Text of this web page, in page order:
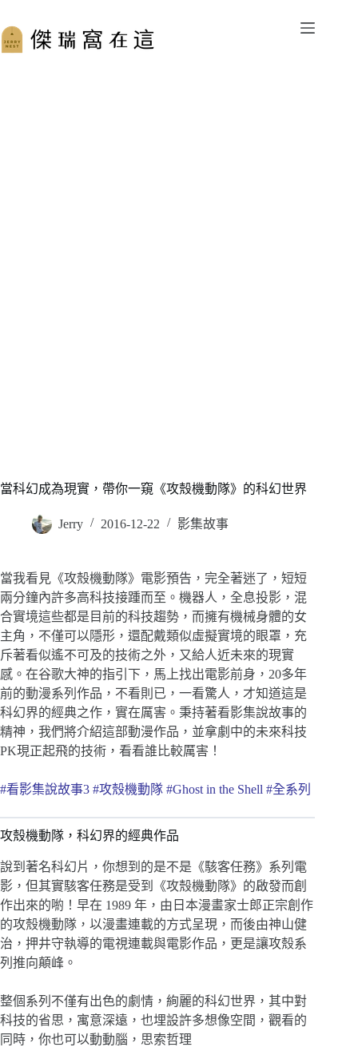
至
主
當科幻成為現實，帶你一窺《攻殼機動隊》的科幻世界
Jerry 2016-12-22 影集故事
當我看見《攻殼機動隊》電影預告，完全著迷了，短短
兩分鐘內許多高科技接踵而至。機器人，全息投影，混
合實境這些都是目前的科技趨勢，而擁有機械身體的女
主角，不僅可以隱形，還配戴類似虛擬實境的眼罩，充
斥著看似遙不可及的技術之外，又給人近未來的現實
感。在谷歌大神的指引下，馬上找出電影前身，20多年
前的動漫系列作品，不看則已，一看驚人，才知道這是
科幻界的經典之作，實在厲害。秉持著看影集說故事的
精神，我們將介紹這部動漫作品，並拿劇中的未來科技
PK現正起飛的技術，看看誰比較厲害！
#看影集說故事3 #攻殼機動隊 #Ghost in the Shell #全系列
攻殼機動隊，科幻界的經典作品
說到著名科幻片，你想到的是不是《駭客任務》系列電
影，但其實駭客任務是受到《攻殼機動隊》的啟發而創
作出來的喲！早在 1989 年，由日本漫畫家士郎正宗創作
的攻殼機動隊，以漫畫連載的方式呈現，而後由神山健
治，押井守執導的電視連載與電影作品，更是讓攻殼系
列推向顛峰。
整個系列不僅有出色的劇情，絢麗的科幻世界，其中對
科技的省思，寓意深遠，也埋設許多想像空間，觀看的
同時，你也可以動動腦，思索哲理